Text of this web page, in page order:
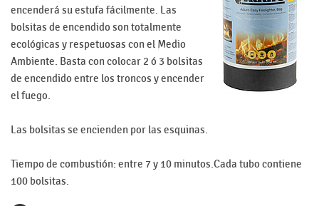
encenderá su estufa fácilmente. Las
bolsitas de encendido son totalmente
ecológicas y respetuosas con el Medio
Ambiente. Basta con colocar 2 ó 3 bolsitas
de encendido entre los troncos y encender
el fuego.
Las bolsitas se encienden por las esquinas.
Tiempo de combustión: entre 7 y 10 minutos.Cada tubo contiene
100 bolsitas.